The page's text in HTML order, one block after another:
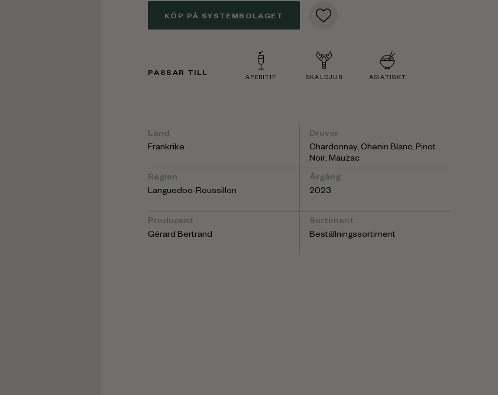
KÖP PÅ SYSTEMBOLAGET
PASSAR TILL
APERITIF SKALDJUR ASIATISKT
Land
Frankrike
Druvor
Chardonnay, Chenin Blanc, Pinot
Noir, Mauzac
Region
Languedoc-Roussillon
Årgång
2023
Producent
Gérard Bertrand
Sortiment
Beställningssortiment